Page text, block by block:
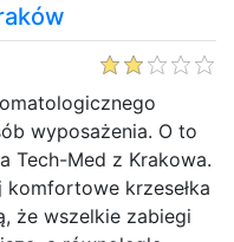
wyposażenia. O to
Tech-Med z Krakowa.
krzesełka
że wszelkie zabiegi